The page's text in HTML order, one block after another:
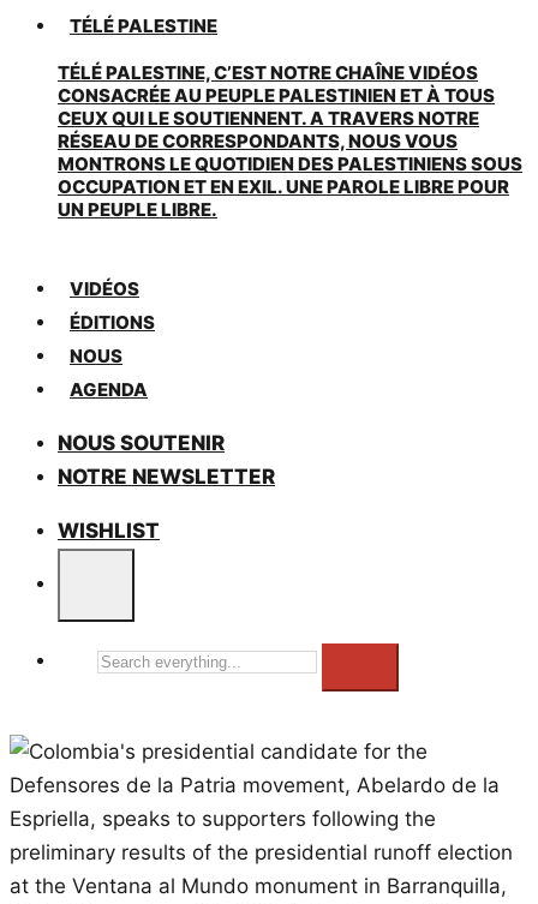
TÉLÉ PALESTINE
TÉLÉ PALESTINE, C’EST NOTRE CHAÎNE VIDÉOS
CONSACRÉE AU PEUPLE PALESTINIEN ET À TOUS
CEUX QUI LE SOUTIENNENT. A TRAVERS NOTRE
RÉSEAU DE CORRESPONDANTS, NOUS VOUS
MONTRONS LE QUOTIDIEN DES PALESTINIENS SOUS
OCCUPATION ET EN EXIL. UNE PAROLE LIBRE POUR
UN PEUPLE LIBRE.
VIDÉOS
ÉDITIONS
NOUS
AGENDA
NOUS SOUTENIR
NOTRE NEWSLETTER
WISHLIST
Search